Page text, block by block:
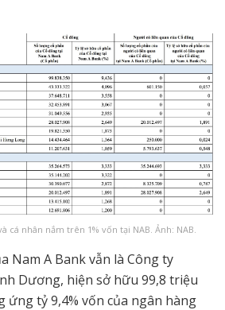
cá nhân nắm trên 1% vốn tại NAB. Ảnh: NAB.
Nam A Bank vẫn là Công ty
Dương, hiện sở hữu 99,8 triệu
ứng tỷ 9,4% vốn của ngân hàng